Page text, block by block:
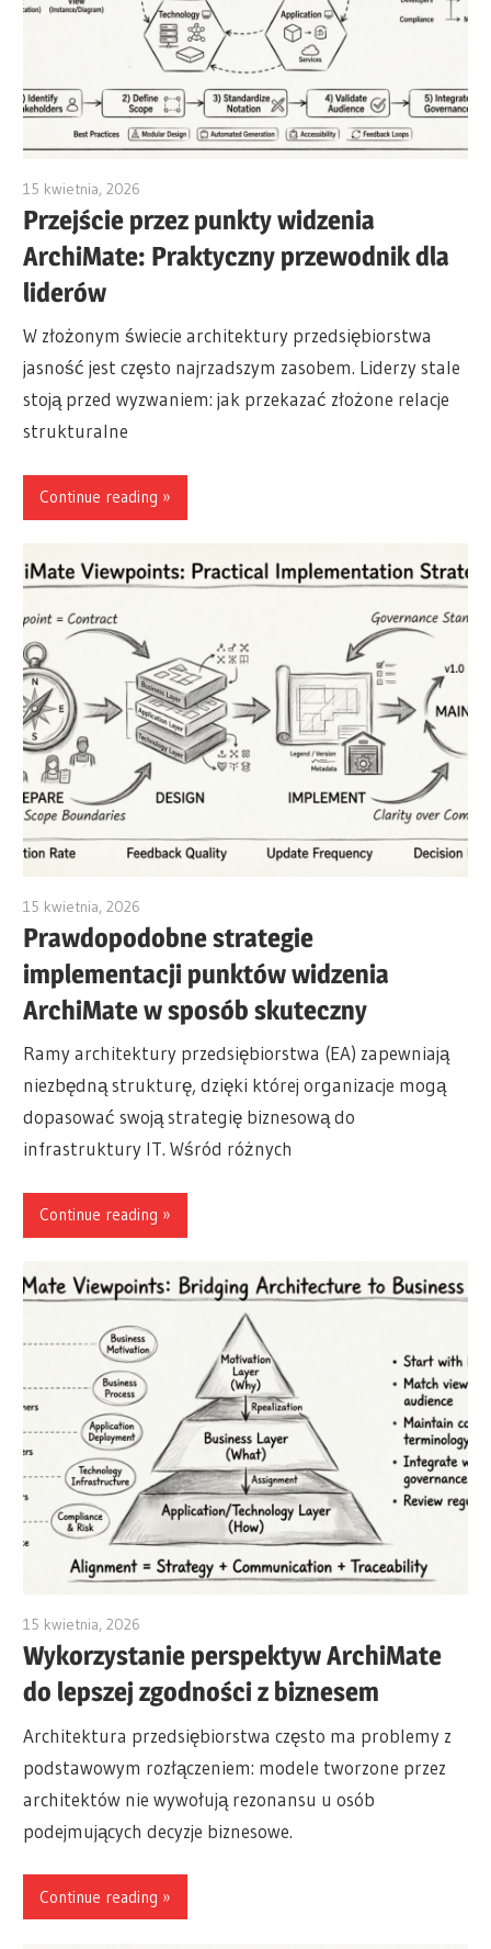
15 kwietnia, 2026
Przejście przez punkty widzenia
ArchiMate: Praktyczny przewodnik dla
liderów
W złożonym świecie architektury przedsiębiorstwa
jasność jest często najrzadszym zasobem. Liderzy stale
stoją przed wyzwaniem: jak przekazać złożone relacje
strukturalne
Continue reading
15 kwietnia, 2026
Prawdopodobne strategie
implementacji punktów widzenia
ArchiMate w sposób skuteczny
Ramy architektury przedsiębiorstwa (EA) zapewniają
niezbędną strukturę, dzięki której organizacje mogą
dopasować swoją strategię biznesową do
infrastruktury IT. Wśród różnych
Continue reading
15 kwietnia, 2026
Wykorzystanie perspektyw ArchiMate
do lepszej zgodności z biznesem
Architektura przedsiębiorstwa często ma problemy z
podstawowym rozłączeniem: modele tworzone przez
architektów nie wywołują rezonansu u osób
podejmujących decyzje biznesowe.
Continue reading